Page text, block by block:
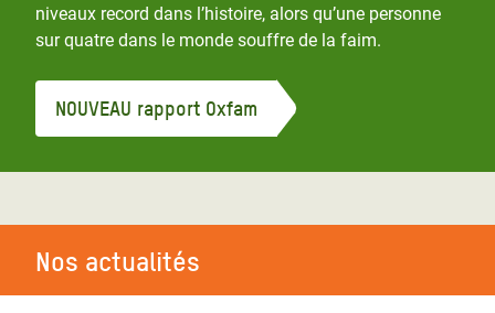
niveaux record dans l’histoire, alors qu’une personne
sur quatre dans le monde souffre de la faim.
NOUVEAU rapport Oxfam
Nos actualités